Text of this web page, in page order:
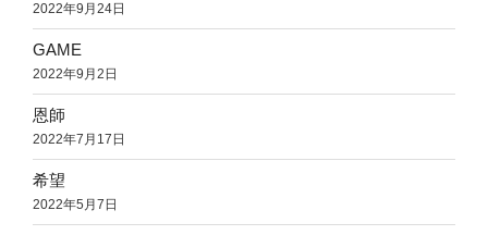
2022年9月24日
GAME
2022年9月2日
恩師
2022年7月17日
希望
2022年5月7日